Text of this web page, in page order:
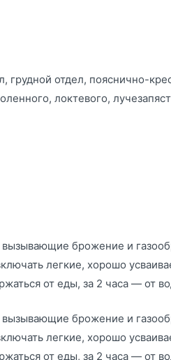
грудной отдел, пояснично-
локтевого,
брожение и
легкие, хорошо
от еды, за 2 часа — от
брожение и
легкие, хорошо
от еды, за 2 часа — от